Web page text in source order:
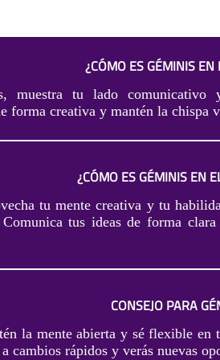
¿CÓMO ES GÉMINIS EN
muestra tu lado
forma creativa y mantén la chispa
¿CÓMO ES GÉMINIS EN
tu mente creativa y tu
tus ideas de forma
CONSEJO PARA
la mente abierta y sé flexible en
a cambios rápidos y verás nuevas